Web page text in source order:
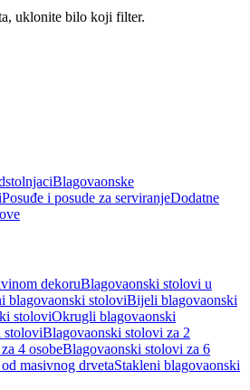
uklonite bilo koji filter.
Blagovaonske
Posuđe i posude za serviranjeDodatne
dekoruBlagovaonski stolovi u
blagovaonski stoloviBijeli blagovaonski
stoloviOkrugli blagovaonski
stoloviBlagovaonski stolovi za 2
4 osobeBlagovaonski stolovi za 6
masivnog drvetaStakleni blagovaonski